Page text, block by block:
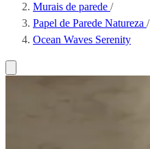
Murais de parede /
Papel de Parede Natureza /
Ocean Waves Serenity